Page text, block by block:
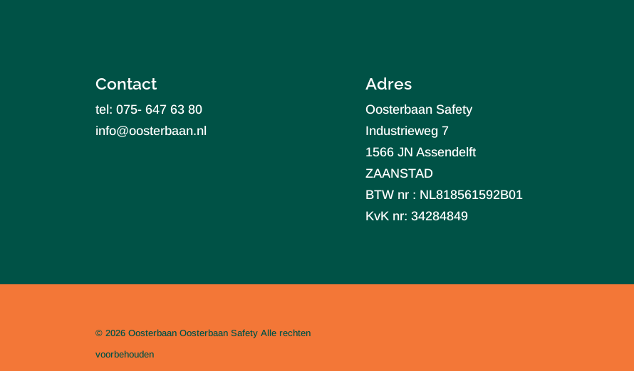
Contact
tel: 075- 647 63 80
info@oosterbaan.nl
Adres
Oosterbaan Safety
Industrieweg 7
1566 JN Assendelft
ZAANSTAD
BTW nr : NL818561592B01
KvK nr: 34284849
© 2026 OosterbaanOosterbaan Safety Alle rechten
voorbehouden